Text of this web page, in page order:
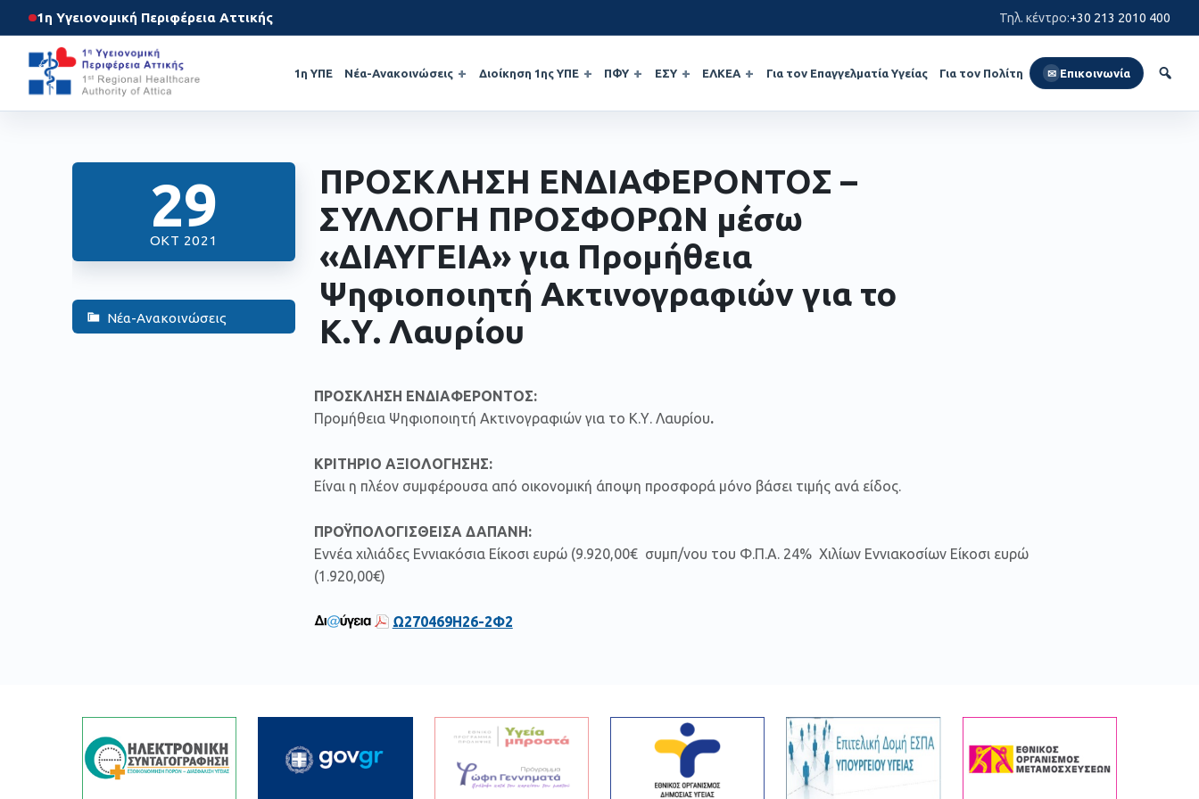
1η Υγειονομική Περιφέρεια Αττικής Τηλ. κέντρο:+30 213 2010 400
1η ΥΠΕ Νέα-Ανακοινώσεις Διοίκηση 1ης ΥΠΕ ΠΦΥ ΕΣΥ ΕΛΚΕΑ Για τον Επαγγελματία Υγείας Για τον Πολίτη ✉ Επικοινωνία
29
ΟΚΤ 2021
Νέα-Ανακοινώσεις
ΠΡΟΣΚΛΗΣΗ ΕΝΔΙΑΦΕΡΟΝΤΟΣ –
ΣΥΛΛΟΓΗ ΠΡΟΣΦΟΡΩΝ μέσω
«ΔΙΑΥΓΕΙΑ» για Προμήθεια
Ψηφιοποιητή Ακτινογραφιών για το
Κ.Υ. Λαυρίου
ΠΡΟΣΚΛΗΣΗ ΕΝΔΙΑΦΕΡΟΝΤΟΣ:
Προμήθεια Ψηφιοποιητή Ακτινογραφιών για το Κ.Υ. Λαυρίου.
ΚΡΙΤΗΡΙΟ ΑΞΙΟΛΟΓΗΣΗΣ:
Είναι η πλέον συμφέρουσα από οικονομική άποψη προσφορά μόνο βάσει τιμής ανά είδος.
ΠΡΟΫΠΟΛΟΓΙΣΘΕΙΣΑ ΔΑΠΑΝΗ:
Εννέα χιλιάδες Εννιακόσια Είκοσι ευρώ (9.920,00€ συμπ/νου του Φ.Π.Α. 24% Χιλίων Εννιακοσίων Είκοσι ευρώ
(1.920,00€)
Ω270469Η26-2Φ2